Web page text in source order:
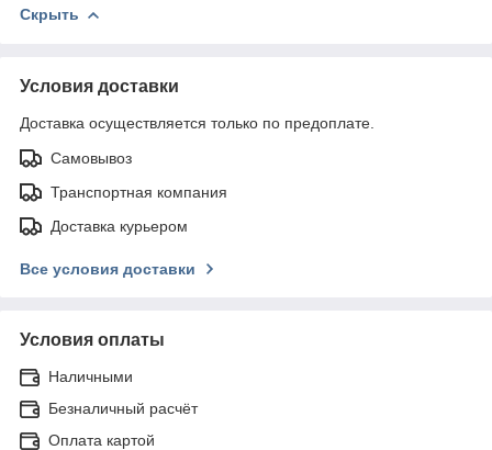
Скрыть
Условия доставки
Доставка осуществляется только по предоплате.
Самовывоз
Транспортная компания
Доставка курьером
Все условия доставки
Условия оплаты
Наличными
Безналичный расчёт
Оплата картой